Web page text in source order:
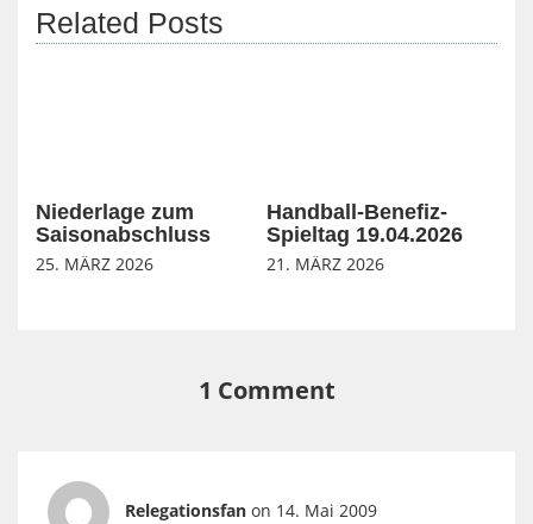
Related Posts
Niederlage zum
Saisonabschluss
25. MÄRZ 2026
Handball-Benefiz-
Spieltag 19.04.2026
21. MÄRZ 2026
1 Comment
Relegationsfan on 14. Mai 2009